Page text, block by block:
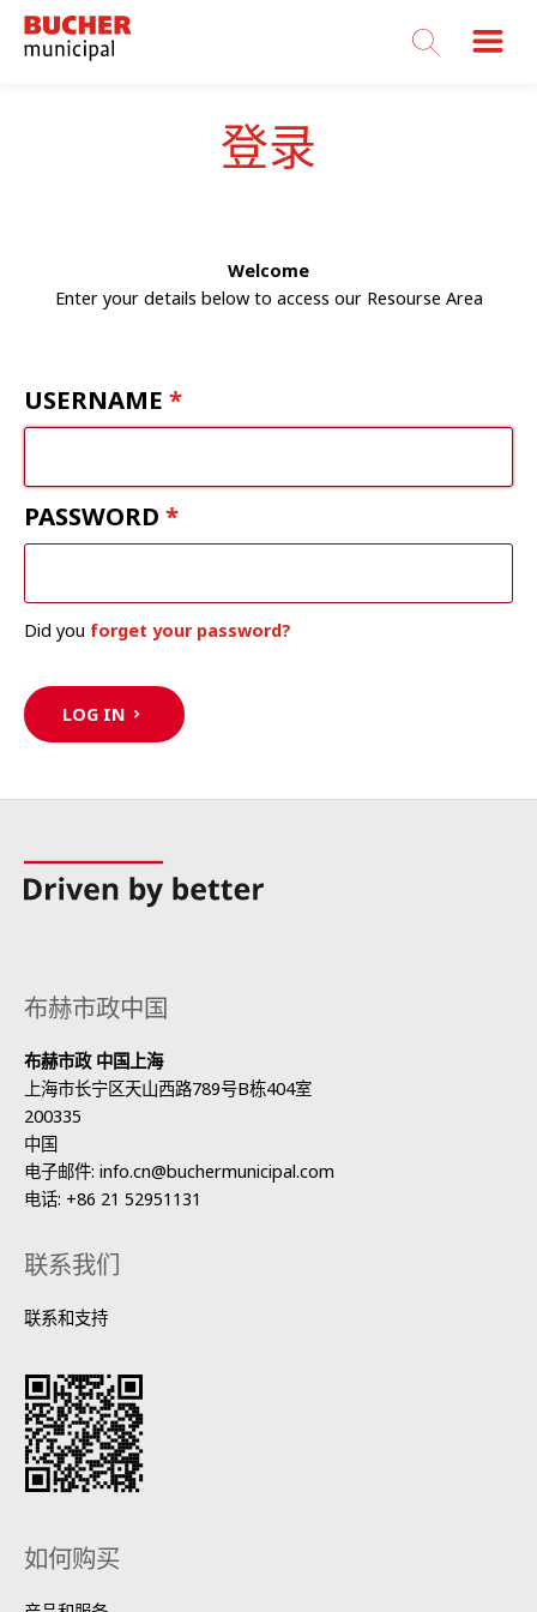
Bucher
Municipal
登录
Welcome
Enter your details below to access our Resourse Area
USERNAME
PASSWORD
Did you forget your password?
LOG IN
布赫市政中国
布赫市政 中国上海
上海市长宁区天山西路789号B栋404室
200335
中国
电子邮件: info.cn@buchermunicipal.com
电话: +86 21 52951131
联系我们
联系和支持
如何购买